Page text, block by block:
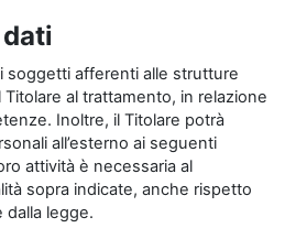
soggetti afferenti alle strutture
Titolare al trattamento, in relazione
Inoltre, il Titolare potrà
all’esterno ai seguenti
attività è necessaria al
sopra indicate, anche rispetto
dalla legge.